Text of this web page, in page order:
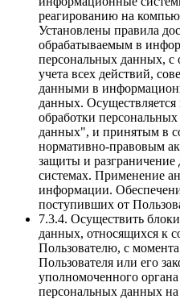
реагированию на
Установлены правила
обрабатываемым в
персональных данных, с
учета всех действий,
данными в
данных. Осуществляется
обработки
данных", и принятым в
нормативно-правовым
защиты и
системах. Применение
информации.
поступивших от
7.3.4. Осуществить
данных, относящихся к
Пользователю, с
Пользователя или его
уполномоченного
персональных данных